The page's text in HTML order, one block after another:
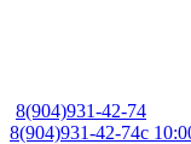
8(904)931-42-74
8(904)931-42-74с